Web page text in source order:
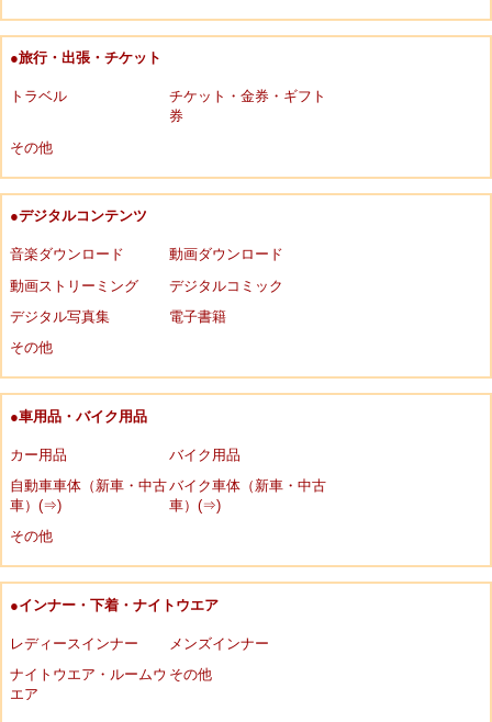
●旅行・出張・チケット
トラベル
チケット・金券・ギフト
券
その他
●デジタルコンテンツ
音楽ダウンロード
動画ダウンロード
動画ストリーミング
デジタルコミック
デジタル写真集
電子書籍
その他
●車用品・バイク用品
カー用品
バイク用品
自動車車体（新車・中古
車）(⇒)
バイク車体（新車・中古
車）(⇒)
その他
●インナー・下着・ナイトウエア
レディースインナー
メンズインナー
ナイトウエア・ルームウ
エア
その他